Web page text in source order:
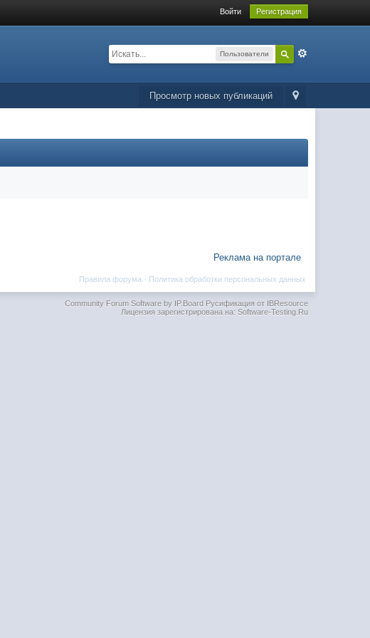
Войти Регистрация
Пользователи
Просмотр новых публикаций
Реклама на портале
Политика обработки персональных данных
Правила форума ·
Community Forum Software by IP.BoardРусификация от IBResource
Лицензия зарегистрирована на: Software-Testing.Ru